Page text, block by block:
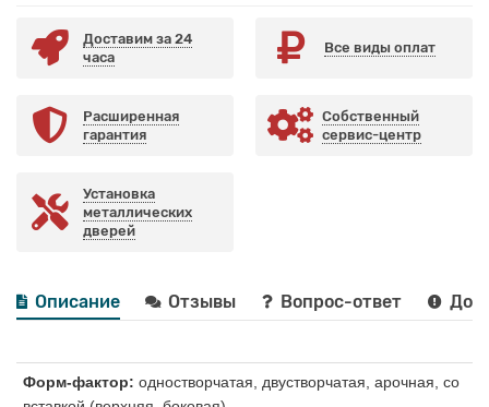
Доставим за 24
часа
Все виды оплат
Расширенная
гарантия
Собственный
сервис-центр
Установка
металлических
дверей
Описание Отзывы Вопрос-ответ
Форм-фактор: одностворчатая, двустворчатая, арочная, со